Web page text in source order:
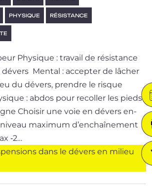
PHYSIQUE RÉSISTANCE
Physique : tra­vail de résis­tance
dévers Mental : accep­ter de lâcher
du dévers, prendre le risque
: abdos pour recol­ler les pieds
Choisir une voie en dévers en-
maxi­mum d’en­chaî­ne­ment
‑2…
dans le dévers en milieu